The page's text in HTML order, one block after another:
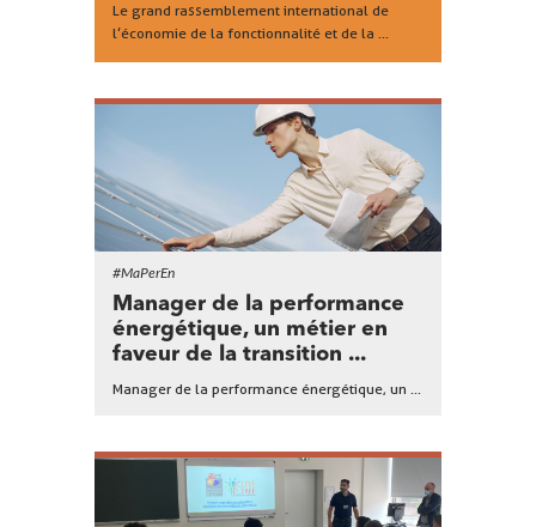
Le grand rassemblement international de
l’économie de la fonctionnalité et de la ...
#MaPerEn
Manager de la performance
énergétique, un métier en
faveur de la transition ...
Manager de la performance énergétique, un ...